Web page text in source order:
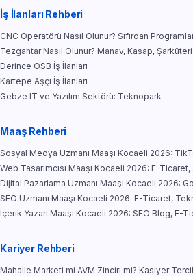
İş İlanları Rehberi
CNC Operatörü Nasıl Olunur? Sıfırdan
Tezgahtar Nasıl Olunur? Manav, Kasap, Şarküteri
Derince OSB İş İlanları
Kartepe Aşçı İş İlanları
Gebze IT ve Yazılım Sektörü: Teknopark
Maaş Rehberi
Sosyal Medya Uzmanı Maaşı Kocaeli 2026:
Web Tasarımcısı Maaşı Kocaeli 2026: E-
Dijital Pazarlama Uzmanı Maaşı Kocaeli 2026:
SEO Uzmanı Maaşı Kocaeli 2026: E-Ticaret,
İçerik Yazarı Maaşı Kocaeli 2026: SEO Blog, E-
Kariyer Rehberi
Mahalle Marketi mi AVM Zinciri mi? Kasiyer